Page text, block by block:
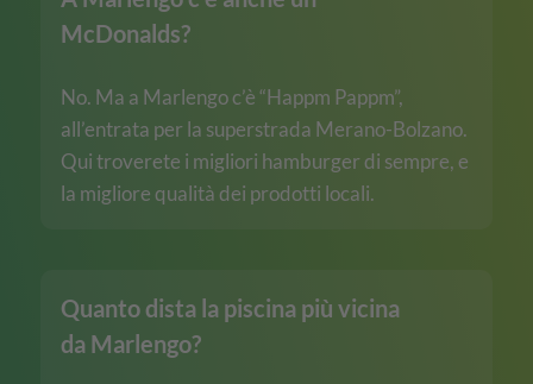
McDonalds?
No. Ma a Marlengo c’è “Happm Pappm”,
all’entrata per la superstrada Merano-Bolzano.
Qui troverete i migliori hamburger di sempre, e
la migliore qualità dei prodotti locali.
Quanto dista la piscina più vicina
da Marlengo?